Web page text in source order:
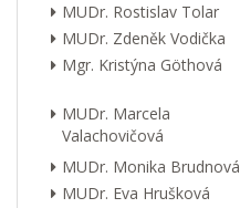
MUDr. Rostislav Tolar
MUDr. Zdeněk Vodička
Mgr. Kristýna Göthová
MUDr. Marcela
Valachovičová
MUDr. Monika Brudnová
MUDr. Eva Hrušková